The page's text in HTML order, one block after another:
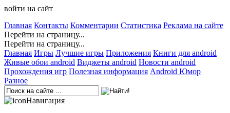
войти на сайт
Главная Контакты Комментарии Статистика Реклама на сайте
Перейти на страницу...
Перейти на страницу...
Главная Игры Лучшие игры Приложения Книги для android
Живые обои android Виджеты android Новости android
Прохождения игр Полезная информация Android Юмор
Разное
Навигация